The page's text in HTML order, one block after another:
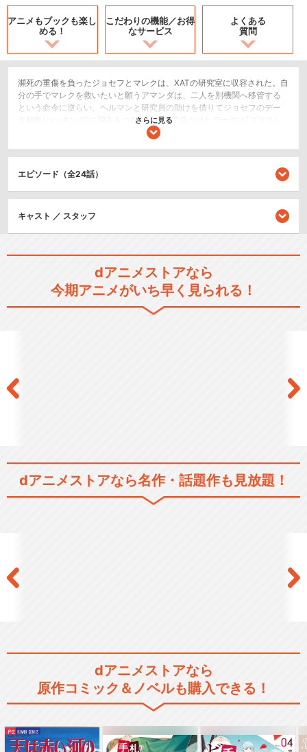
アニメもブックも楽し
める！
こだわりの機能／お得
なサービス
よくある
質問
瀕死の重傷を負ったジョセフとマレクは、XATの研究室に収容された。自
分の手でマレクを救いたいと願うアマンダは、二人を別機関へ移管する
という命令に逆らい、ヘルマンと研究員の助けを借りてジョセフのデー
タ解析(ハッキング)に望みをつなぐ。そこで見つけたデータは｢ブラスレ
イター｣というコードネームの極秘レポートだった。一方その頃、XATに
力な武器を手にしたXATだが、危機は内部から少しずつ、そして確実に迫
っていた。
さらに見る
閉じる
エピソード（全24話）
キャスト ／ スタッフ
dアニメストアなら
今期アニメがいち早く見られる！
dアニメストアなら名作・話題作も見放題！
dアニメストアなら
原作コミック＆ノベルも購入できる！